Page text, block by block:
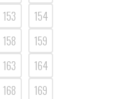
153
154
158
159
163
164
168
169